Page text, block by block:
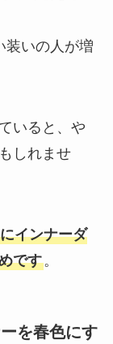
装いの人が増
いると、や
しれませ
インナーダ
です。
を春色にす